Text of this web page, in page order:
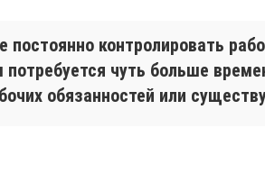
контролировать
чуть больше
обязанностей или